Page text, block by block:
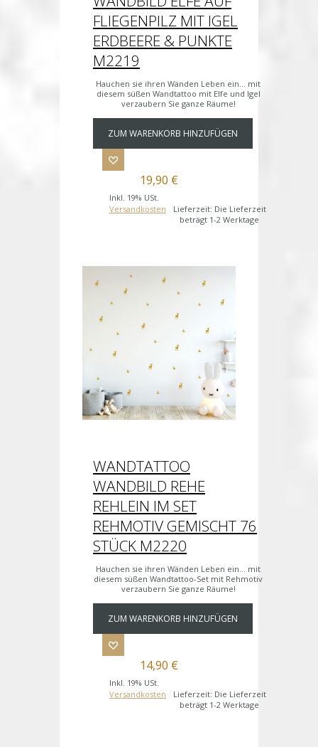
FLIEGENPILZ MIT IGEL
ERDBEERE & PUNKTE
M2219
Hauchen sie ihren Wänden Leben ein... mit
diesem süßen Wandtattoo mit Elfe und Igel
verzaubern Sie ganze Räume!
ZUM WARENKORB HINZUFÜGEN
19,90 €
Inkl. 19% USt.
Versandkosten
Lieferzeit: Die Lieferzeit
beträgt 1-2 Werktage
WANDTATTOO
WANDBILD REHE
REHLEIN IM SET
REHMOTIV GEMISCHT 76
STÜCK M2220
Hauchen sie ihren Wänden Leben ein... mit
diesem süßen Wandtattoo-Set mit Rehmotiv
verzaubern Sie ganze Räume!
ZUM WARENKORB HINZUFÜGEN
14,90 €
Inkl. 19% USt.
Versandkosten
Lieferzeit: Die Lieferzeit
beträgt 1-2 Werktage